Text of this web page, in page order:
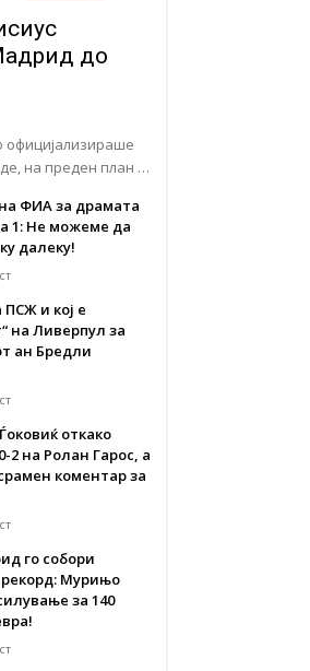
до
официјализираше
на преден план …
ФИА за драмата
1: Не можеме да
далеку!
ПСЖ и кој е
на Ливерпул за
ан Бредли
откако
2 на Ролан Гарос, а
коментар за
го собори
рекорд: Мурињо
за 140